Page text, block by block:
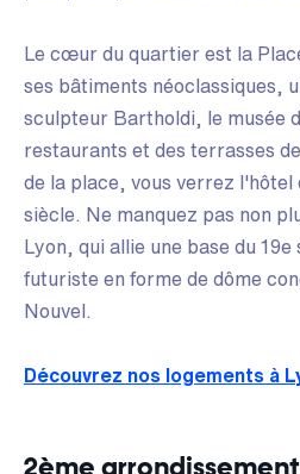
Le cœur du quartier est la
ses bâtiments néoclassiques,
sculpteur Bartholdi, le musée
restaurants et des terrasses
de la place, vous verrez l'hôtel
siècle. Ne manquez pas non
Lyon, qui allie une base du
futuriste en forme de dôme
Nouvel.
Découvrez nos logements à